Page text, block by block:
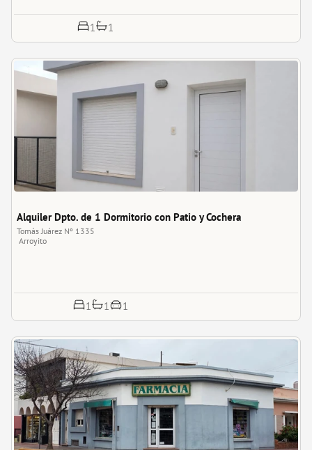
1 1
Alquiler Dpto. de 1 Dormitorio con Patio y Cochera
Tomás Juárez Nº 1335
Arroyito
1 1 1